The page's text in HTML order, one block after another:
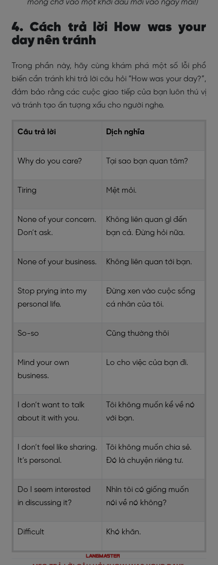
mong chờ vào một khởi đầu mới vào ngày mai!)
4. Cách trả lời How was your
day nên tránh
Trong phần này, hãy cùng khám phá một số lỗi phổ
biến cần tránh khi trả lời câu hỏi “How was your day?”,
đảm bảo rằng các cuộc giao tiếp của bạn luôn thú vị
và tránh tạo ấn tượng xấu cho người nghe.
Câu trả lời Dịch nghĩa
Why do you care? Tại sao bạn quan tâm?
Tiring Mệt mỏi.
None of your concern.
Don’t ask.
Không liên quan gì đến
bạn cả. Đừng hỏi nữa.
None of your business. Không liên quan tới bạn.
Stop prying into my
personal life.
Đừng xen vào cuộc sống
cá nhân của tôi.
So-so Cũng thường thôi
Mind your own
business.
Lo cho việc của bạn đi.
I don’t want to talk
about it with you.
Tôi không muốn kể về nó
với bạn.
I don’t feel like sharing.
It’s personal.
Tôi không muốn chia sẻ.
Đó là chuyện riêng tư.
Do I seem interested
in discussing it?
Nhìn tôi có giống muốn
nói về nó không?
Difficult Khó khăn.